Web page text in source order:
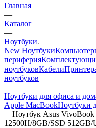
Главная
—
Каталог
—
Ноутбуки
New Ноутбуки
периферия
ноутбуковКабели
ноутбуков
—
Ноутбуки для офиса и
Apple MacBookНоутбуки
—Ноутбук Asus
12500H/8GB/SSD 512GB/